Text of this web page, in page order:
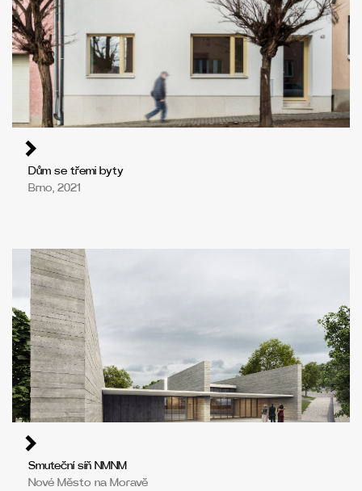
Dům se třemi byty
Brno, 2021
Smuteční síň NMNM
Nové Město na Moravě